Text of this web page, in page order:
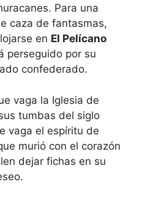
Para una
caza de fantasmas,
en El Pelícano
perseguido por su
confederado.
vaga la Iglesia de
tumbas del siglo
vaga el espíritu de
murió con el corazón
dejar fichas en su